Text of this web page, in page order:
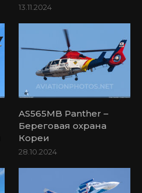
13.11.2024
AS565MB Panther –
Береговая охрана
Кореи
28.10.2024